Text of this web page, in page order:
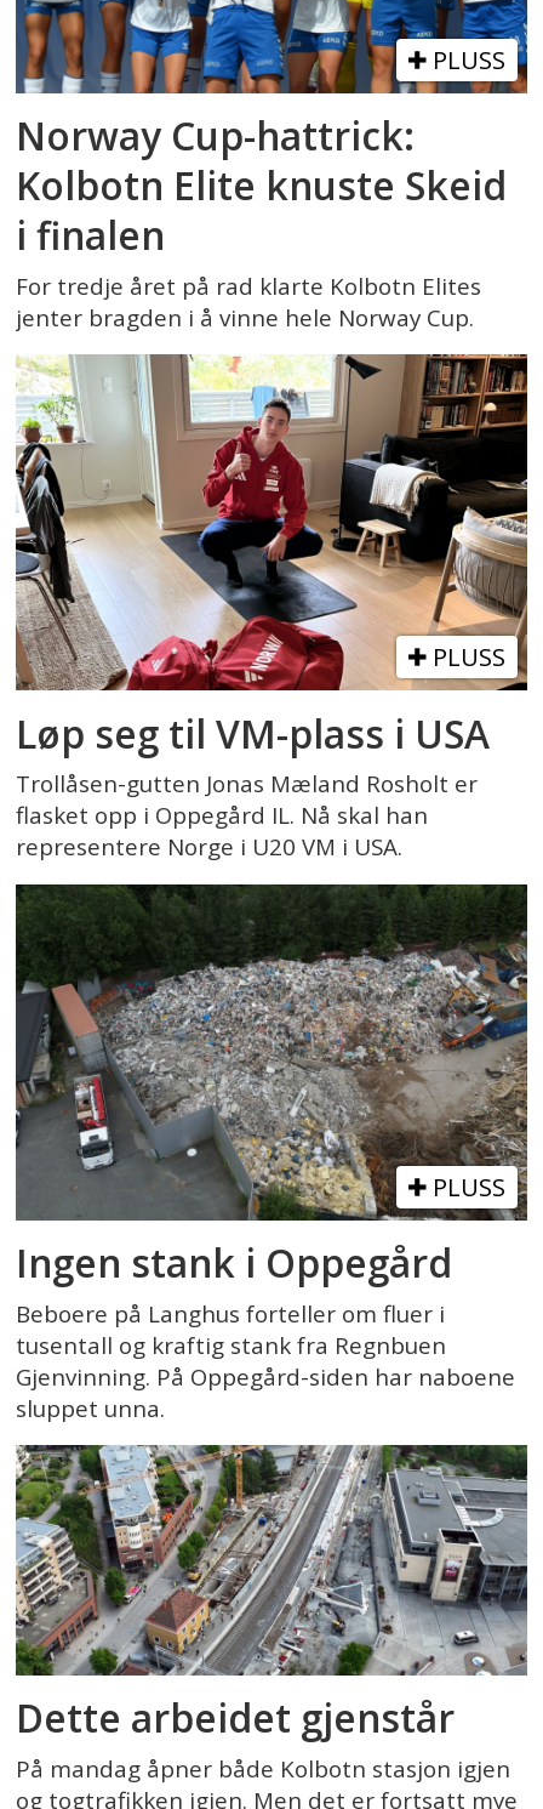
PLUSS
Norway Cup-hattrick:
Kolbotn Elite knuste Skeid
i finalen
For tredje året på rad klarte Kolbotn Elites
jenter bragden i å vinne hele Norway Cup.
PLUSS
Løp seg til VM-plass i USA
Trollåsen-gutten Jonas Mæland Rosholt er
flasket opp i Oppegård IL. Nå skal han
representere Norge i U20 VM i USA.
PLUSS
Ingen stank i Oppegård
Beboere på Langhus forteller om fluer i
tusentall og kraftig stank fra Regnbuen
Gjenvinning. På Oppegård-siden har naboene
sluppet unna.
Dette arbeidet gjenstår
På mandag åpner både Kolbotn stasjon igjen
og togtrafikken igjen. Men det er fortsatt mye